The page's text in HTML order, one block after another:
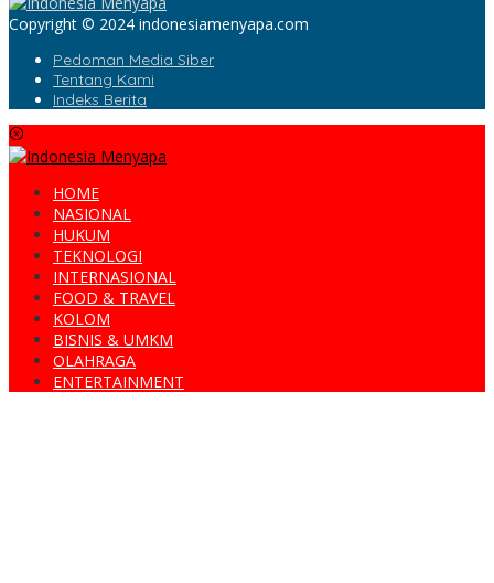
Copyright © 2024 indonesiamenyapa.com
Pedoman Media Siber
Tentang Kami
Indeks Berita
HOME
NASIONAL
HUKUM
TEKNOLOGI
INTERNASIONAL
FOOD & TRAVEL
KOLOM
BISNIS & UMKM
OLAHRAGA
ENTERTAINMENT